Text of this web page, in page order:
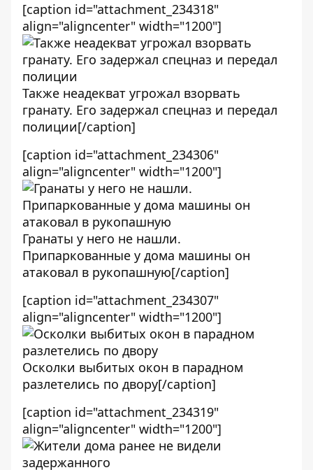
[caption id="attachment_234318"
align="aligncenter" width="1200"]
Также неадекват угрожал взорвать
гранату. Его задержал спецназ и передал
полиции[/caption]
[caption id="attachment_234306"
align="aligncenter" width="1200"]
Гранаты у него не нашли.
Припаркованные у дома машины он
атаковал в рукопашную[/caption]
[caption id="attachment_234307"
align="aligncenter" width="1200"]
Осколки выбитых окон в парадном
разлетелись по двору[/caption]
[caption id="attachment_234319"
align="aligncenter" width="1200"]